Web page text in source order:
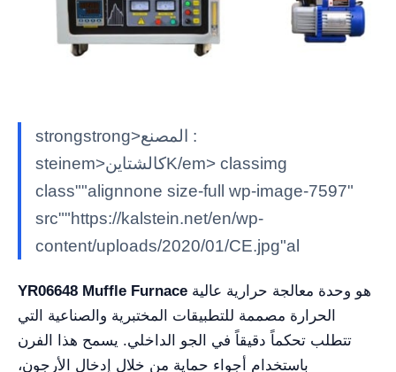
strongstrong>المصنع :
steinem>كالشتاينK/em> classimg
class""alignnone size-full wp-image-7597"
src""https://kalstein.net/en/wp-
content/uploads/2020/01/CE.jpg"al
YR06648 Muffle Furnace
الحرارة مصممة للتطبيقات المختبرية والصناعية التي
تتطلب تحكماً دقيقاً في الجو الداخلي. يسمح هذا الفرن
باستخدام أجواء حماية من خلال إدخال الأرجون،